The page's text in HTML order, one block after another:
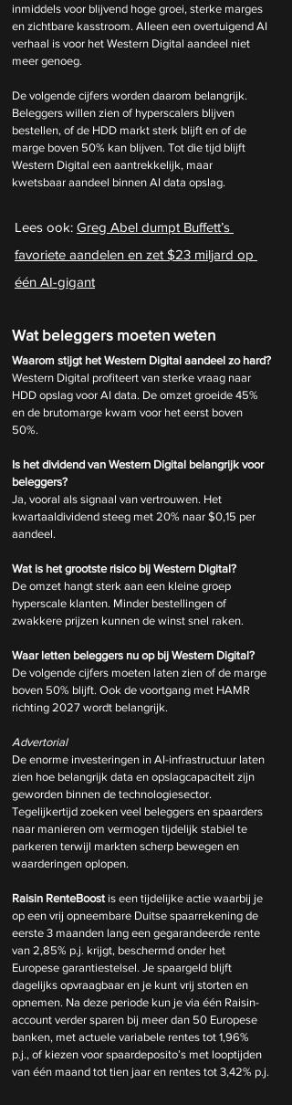
inmiddels voor blijvend hoge groei, sterke marges
en zichtbare kasstroom. Alleen een overtuigend AI
verhaal is voor het Western Digital aandeel niet
meer genoeg.
De volgende cijfers worden daarom belangrijk.
Beleggers willen zien of hyperscalers blijven
bestellen, of de HDD markt sterk blijft en of de
marge boven 50% kan blijven. Tot die tijd blijft
Western Digital een aantrekkelijk, maar
kwetsbaar aandeel binnen AI data opslag.
Lees ook: Greg Abel dumpt Buffett’s
favoriete aandelen en zet $23 miljard op
één AI-gigant
Wat beleggers moeten weten
Waarom stijgt het Western Digital aandeel zo hard?
Western Digital profiteert van sterke vraag naar
HDD opslag voor AI data. De omzet groeide 45%
en de brutomarge kwam voor het eerst boven
50%.
Is het dividend van Western Digital belangrijk voor
beleggers?
Ja, vooral als signaal van vertrouwen. Het
kwartaaldividend steeg met 20% naar $0,15 per
aandeel.
Wat is het grootste risico bij Western Digital?
De omzet hangt sterk aan een kleine groep
hyperscale klanten. Minder bestellingen of
zwakkere prijzen kunnen de winst snel raken.
Waar letten beleggers nu op bij Western Digital?
De volgende cijfers moeten laten zien of de marge
boven 50% blijft. Ook de voortgang met HAMR
richting 2027 wordt belangrijk.
Advertorial
De enorme investeringen in AI-infrastructuur laten
zien hoe belangrijk data en opslagcapaciteit zijn
geworden binnen de technologiesector.
Tegelijkertijd zoeken veel beleggers en spaarders
naar manieren om vermogen tijdelijk stabiel te
parkeren terwijl markten scherp bewegen en
waarderingen oplopen.
Raisin RenteBoost is een tijdelijke actie waarbij je
op een vrij opneembare Duitse spaarrekening de
eerste 3 maanden lang een gegarandeerde rente
van 2,85% p.j. krijgt, beschermd onder het
Europese garantiestelsel. Je spaargeld blijft
dagelijks opvraagbaar en je kunt vrij storten en
opnemen. Na deze periode kun je via één Raisin-
account verder sparen bij meer dan 50 Europese
banken, met actuele variabele rentes tot 1,96%
p.j., of kiezen voor spaardeposito’s met looptijden
van één maand tot tien jaar en rentes tot 3,42% p.j.